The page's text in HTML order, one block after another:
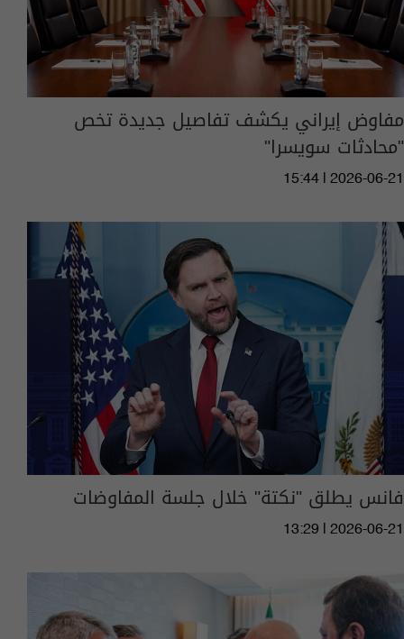
مفاوض إيراني يكشف تفاصيل جديدة تخص
"محادثات سويسرا"
15:44 | 2026-06-21
فانس يطلق "نكتة" خلال جلسة المفاوضات
13:29 | 2026-06-21